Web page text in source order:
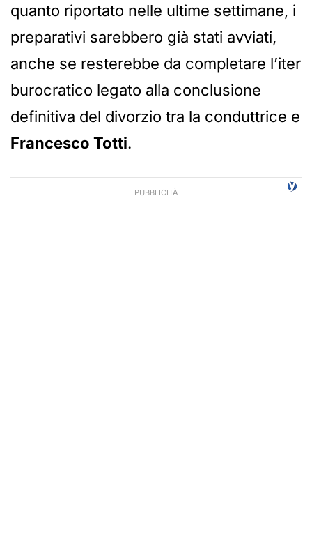
quanto riportato nelle ultime settimane, i
preparativi sarebbero già stati avviati,
anche se resterebbe da completare l’iter
burocratico legato alla conclusione
definitiva del divorzio tra la conduttrice e
Francesco Totti.